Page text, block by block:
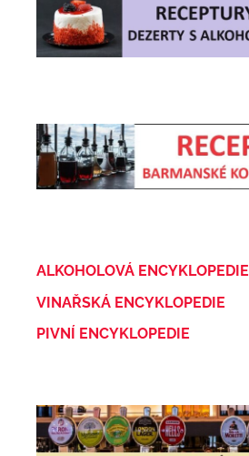
ALKOHOLOVÁ ENCYKLOPEDIE
VINAŘSKÁ ENCYKLOPEDIE
PIVNÍ ENCYKLOPEDIE